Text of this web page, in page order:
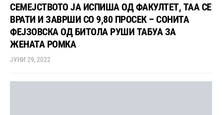
СЕМЕЈСТВОТО ЈА ИСПИША ОД ФАКУЛТЕТ, ТАА СЕ
ВРАТИ И ЗАВРШИ СО 9,80 ПРОСЕК – СОНИТА
ФЕЈЗОВСКА ОД БИТОЛА РУШИ ТАБУА ЗА
ЖЕНАТА РОМКА
ЈУНИ 29, 2022